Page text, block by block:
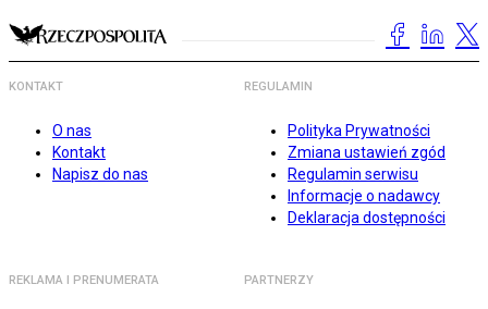
KONTAKT
O nas
Kontakt
Napisz do nas
REGULAMIN
Polityka Prywatności
Zmiana ustawień zgód
Regulamin serwisu
Informacje o nadawcy
Deklaracja dostępności
REKLAMA I PRENUMERATA PARTNERZY